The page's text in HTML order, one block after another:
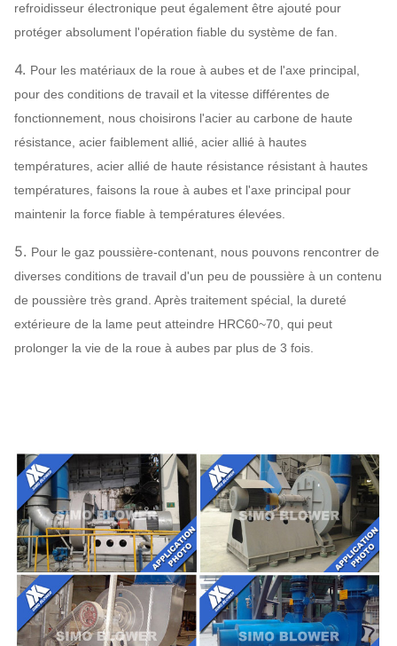
Système de
fan centrifuge
Configuration
Peut
Q235, Q345,
SS304,
Amortisseur
Q235, Q345,
SS304,
SS316,
HG785,
acier 45#
(acier de
construction
de haute
inoxydable…
Rapport
SÈCHE,
SKF, NSK,
Bâti de système, écran protecteur,
compensateur de canalisation de
silencieux, d'admission et de
débouché,
refroidisseur électronique peut également être ajouté pour
protéger absolument l'opération fiable du système de fan.
4. Pour les matériaux de la roue à aubes et de l'axe principal,
pour des conditions de travail et la vitesse différentes de
fonctionnement, nous choisirons l'acier au carbone de haute
résistance, acier faiblement allié, acier allié à hautes
températures, acier allié de haute résistance résistant à hautes
températures, faisons la roue à aubes et l'axe principal pour
maintenir la force fiable à températures élevées.
5. Pour le gaz poussière-contenant, nous pouvons rencontrer de
diverses conditions de travail d'un peu de poussière à un contenu
de poussière très grand. Après traitement spécial, la dureté
extérieure de la lame peut atteindre HRC60~70, qui peut
prolonger la vie de la roue à aubes par plus de 3 fois.